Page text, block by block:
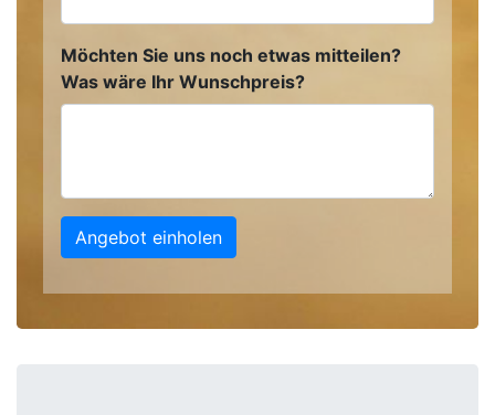
Möchten Sie uns noch etwas mitteilen?
Was wäre Ihr Wunschpreis?
Angebot einholen